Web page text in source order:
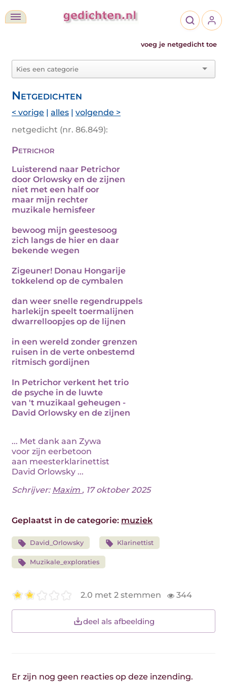
voeg je netgedicht toe
Netgedichten
< vorige | alles | volgende >
netgedicht (nr. 86.849):
Petrichor
Luisterend naar Petrichor
door Orlowsky en de zijnen
niet met een half oor
maar mijn rechter
muzikale hemisfeer
bewoog mijn geestesoog
zich langs de hier en daar
bekende wegen
Zigeuner! Donau Hongarije
tokkelend op de cymbalen
dan weer snelle regendruppels
harlekijn speelt toermalijnen
dwarrelloopjes op de lijnen
in een wereld zonder grenzen
ruisen in de verte onbestemd
ritmisch gordijnen
In Petrichor verkent het trio
de psyche in de luwte
van 't muzikaal geheugen -
David Orlowsky en de zijnen
... Met dank aan Zywa
voor zijn eerbetoon
aan meesterklarinettist
David Orlowsky ...
Schrijver: Maxim , 17 oktober 2025
Geplaatst in de categorie: muziek
David_Orlowsky Klarinettist
Muzikale_exploraties
2.0 met 2 stemmen 344
deel als afbeelding
Er zijn nog geen reacties op deze inzending.